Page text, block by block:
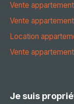
Vente
Vente
Location
Vente
Je suis